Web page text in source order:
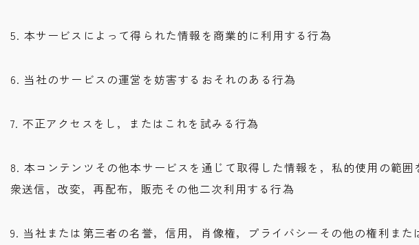
5. 本サービスによって得られた情報を商業的に利用する行為
6. 当社のサービスの運営を妨害するおそれのある行為
7. 不正アクセスをし，またはこれを試みる行為
8. 本コンテンツその他本サービスを通じて取得した情報を，私的使用の範囲
衆送信，改変，再配布，販売その他二次利用する行為
9. 当社または第三者の名誉，信用，肖像権，プライバシーその他の権利また